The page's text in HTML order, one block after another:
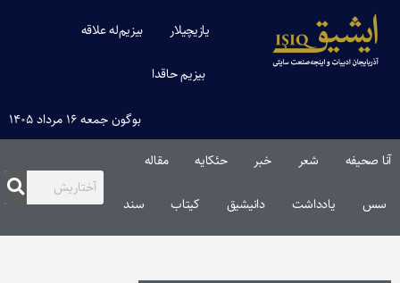
یازیچیلار بیزیم‌له علاقه
بیزیم حاقدا
بوگون جمعه ۱۶ مرداد ۱۴۰۵
آنا صحیفه شعر خبر حئکایه مقاله‌
سس یادداشت دانیشیق کیتاب سند